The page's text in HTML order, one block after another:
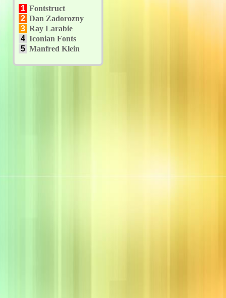
1 Fontstruct
2 Dan Zadorozny
3 Ray Larabie
4 Iconian Fonts
5 Manfred Klein